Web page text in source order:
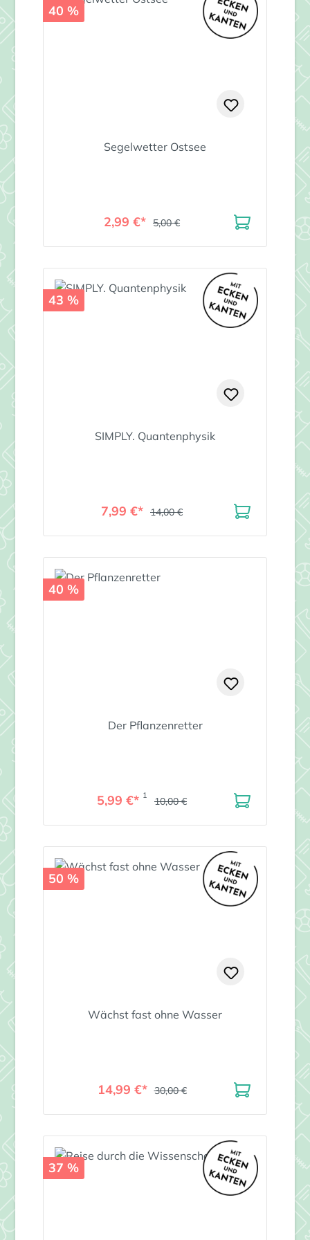
40 %
Segelwetter Ostsee
2,99 €* 5,00 €
43 %
SIMPLY. Quantenphysik
7,99 €* 14,00 €
40 %
Der Pflanzenretter
5,99 €* 1 10,00 €
50 %
Wächst fast ohne Wasser
14,99 €* 30,00 €
37 %